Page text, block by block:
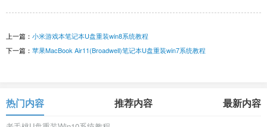
上一篇： 小米游戏本笔记本U盘重装win8系统教程
下一篇： 苹果MacBook Air11(Broadwell)笔记本U盘重装win7系统教程
热门内容 推荐内容 最新内容